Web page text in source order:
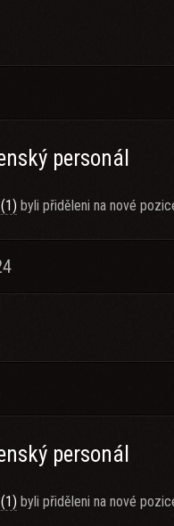
personál
byli přiděleni na nové
personál
byli přiděleni na nové